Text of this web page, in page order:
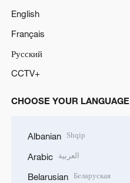
English
Français
Русский
CCTV+
CHOOSE YOUR LANGUAGE
Albanian Shqip
Arabic العربية
Belarusian Беларуская